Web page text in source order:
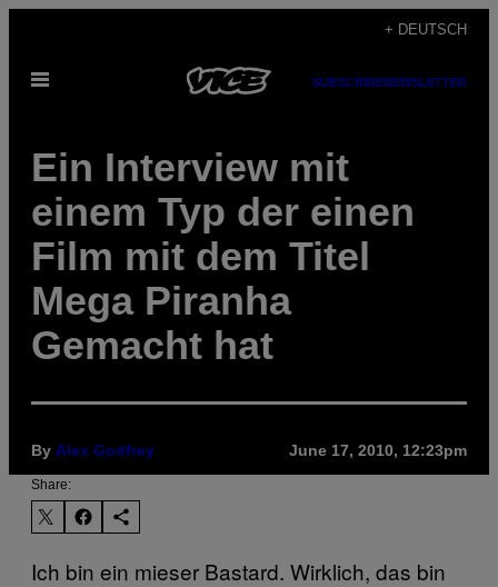
content
+ DEUTSCH
Open
SUBSCRIBENEWSLETTER
Ein Interview mit
einem Typ der einen
Film mit dem Titel
Mega Piranha
Gemacht hat
By Alex Godfrey June 17, 2010, 12:23pm
Share:
Ich bin ein mieser Bastard. Wirklich, das bin